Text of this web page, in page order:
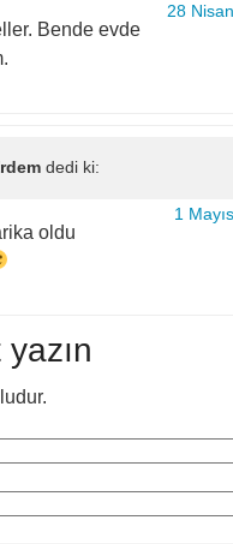
28
Bende evde
dedi ki:
1
oldu